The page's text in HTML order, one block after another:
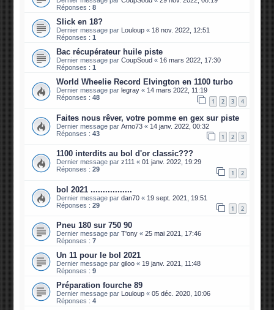
Réponses :8
Slick en 18?
Dernier message par Louloup « 18 nov. 2022, 12:51
Réponses :1
Bac récupérateur huile piste
Dernier message parCoupSoud « 16 mars 2022, 17:30
Réponses :1
World Wheelie Record Elvington en 1100 turbo
Dernier message parlegray « 14 mars 2022, 11:19
Réponses :48 1 2 3 4
Faites nous rêver, votre pomme en gex sur piste
Dernier message parArno73 « 14 janv. 2022, 00:32
Réponses :43 1 2 3
1100 interdits au bol d'or classic???
Dernier message parz111 «01 janv. 2022, 19:29
Réponses :29 1 2
bol 2021 .................
Dernier message pardan70 « 19 sept. 2021, 19:51
Réponses :29 1 2
Pneu 180 sur 750 90
Dernier message parT'ony «25 mai 2021, 17:46
Réponses :7
Un 11 pour le bol 2021
Dernier message pargiloo «19 janv. 2021, 11:48
Réponses :9
Préparation fourche 89
Dernier message par Louloup «05 déc. 2020, 10:06
Réponses :4